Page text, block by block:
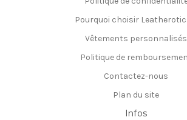
Pourquoi choisir
Vêtements personnalisés
Politique de
Contactez-nous
Plan du site
Infos